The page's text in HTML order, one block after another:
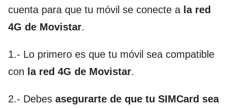
cuenta para que tu móvil se conecte a la red
4G de Movistar.
1.- Lo primero es que tu móvil sea compatible
con la red 4G de Movistar.
2.- Debes asegurarte de que tu SIMCard sea